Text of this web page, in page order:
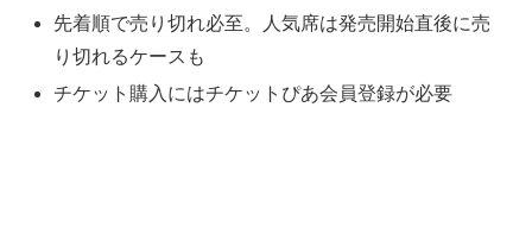
先着順で売り切れ必至。人気席は発売開始直後に売
り切れるケースも
チケット購入にはチケットぴあ会員登録が必要